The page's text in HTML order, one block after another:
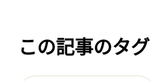
この記事のタグ